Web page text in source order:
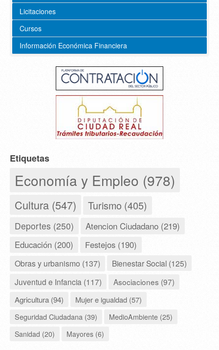
Licitaciones
Cursos
Información Económica Financiera
Etiquetas
Economía y Empleo (978)
Cultura (547) Turismo (405)
Deportes (250) Atencion Ciudadano (219)
Educación (200) Festejos (190)
Obras y urbanismo (137)
Bienestar Social (125)
Juventud e Infancia (117)
Asociaciones (97)
Agricultura (94)
Mujer e igualdad (57)
Seguridad Ciudadana (39)
MedioAmbiente (25)
Sanidad (20)
Mayores (6)